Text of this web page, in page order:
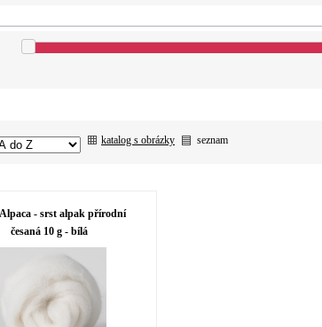
katalog s obrázky seznam
- srst alpak přírodní
česaná 10 g - bílá